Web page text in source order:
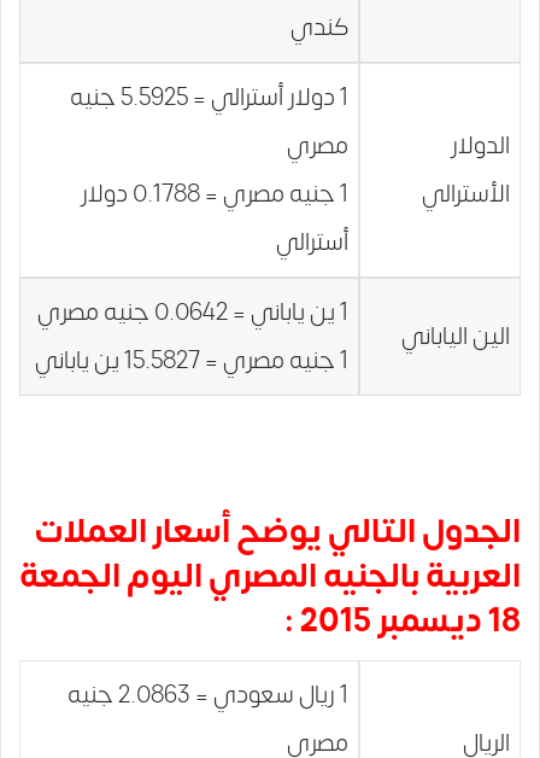
كندي
الدولار
الأسترالي
1 دولار أسترالي = 5.5925 جنيه
مصري
1 جنيه مصري = 0.1788 دولار
أسترالي
الين الياباني
1 ين ياباني = 0.0642 جنيه مصري
1 جنيه مصري = 15.5827 ين ياباني
الجدول التالي يوضح أسعار العملات
العربية بالجنيه المصري اليوم الجمعة
18 ديسمبر 2015 :
الريال
1 ريال سعودي = 2.0863 جنيه
مصري